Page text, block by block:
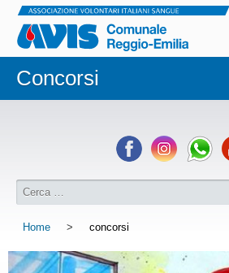
Concorsi
Home > concorsi